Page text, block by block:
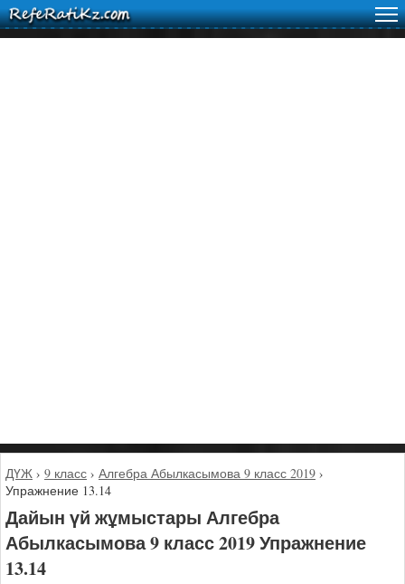
ДҮЖ › 9 класс › Алгебра Абылкасымова 9 класс 2019 ›
Упражнение 13.14
Дайын үй жұмыстары Алгебра
Абылкасымова 9 класс 2019 Упражнение
13.14